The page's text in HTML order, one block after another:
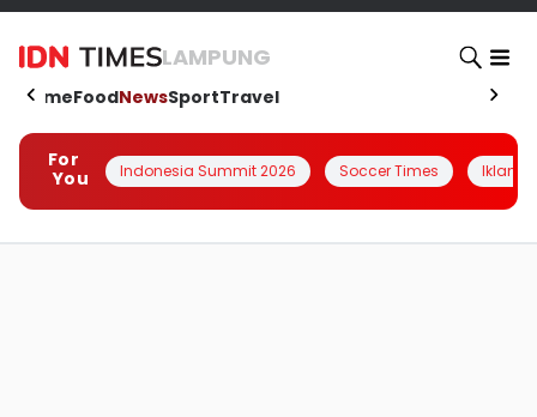
LAMPUNG
HomeFoodNewsSportTravel
For
You
Indonesia Summit 2026 Soccer Times Iklanin